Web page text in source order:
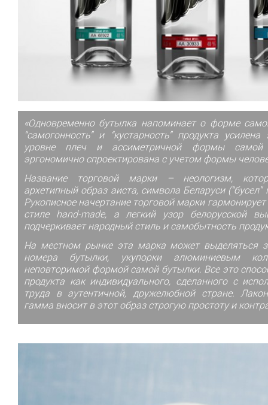
«Одновременно бутылка напоминает о форме
“самогонность” и “кустарность” продукта
уровне плеч и ассиметричной формы самой
эргономично спроектирована с учетом формы
Название торговой марки – неологизм,
архетипный образ аиста, символа Беларуси (“бусел”
Рукописное начертание торговой марки
стиле hand-made, а легкий узор белорусской
подчеркивает народный стиль и самобытность
На местном рынке эта марка может выделяться
номера бутылки, укупорки алюминиевым
неповторимой формой самой бутылки. Все это
продукта как индивидуального, сделанного с
труда в аутентичной, дружелюбной стране.
гамма вносит в этот образ строгую простоту и